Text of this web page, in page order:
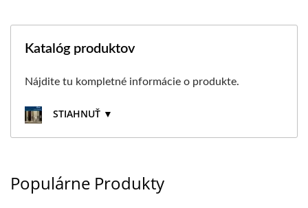
Katalóg produktov
Nájdite tu kompletné informácie o produkte.
STIAHNUŤ ▼
Populárne Produkty